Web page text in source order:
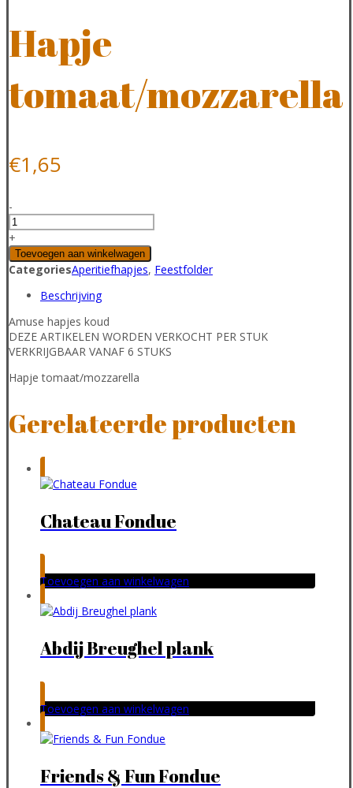
Hapje
tomaat/mozzarella
€1,65
-
Hapje
tomaat/mozzarella
aantal
+
Toevoegen aan winkelwagen
CategoriesAperitiefhapjes, Feestfolder
Beschrijving
Amuse hapjes koud
DEZE ARTIKELEN WORDEN VERKOCHT PER STUK
VERKRIJGBAAR VANAF 6 STUKS
Hapje tomaat/mozzarella
Gerelateerde producten
Chateau Fondue
Toevoegen aan winkelwagen
Abdij Breughel plank
Toevoegen aan winkelwagen
Friends & Fun Fondue